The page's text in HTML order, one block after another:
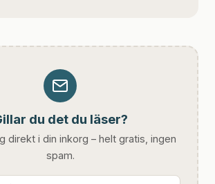
du det du läser?
direkt i din inkorg – helt gratis, ingen
spam.